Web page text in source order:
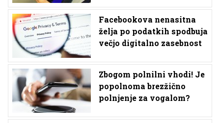
Facebookova nenasitna
želja po podatkih spodbuja
večjo digitalno zasebnost
Zbogom polnilni vhodi! Je
popolnoma brezžično
polnjenje za vogalom?